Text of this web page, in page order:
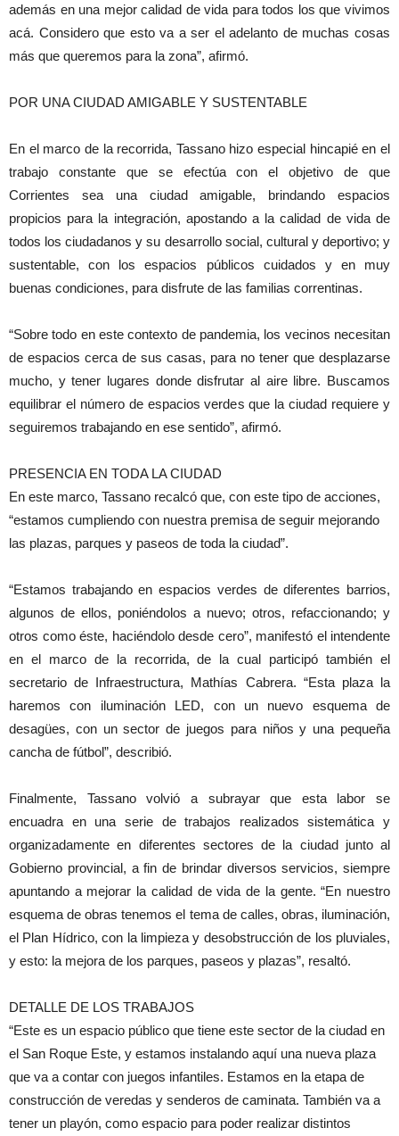
además en una mejor calidad de vida para todos los que vivimos
acá. Considero que esto va a ser el adelanto de muchas cosas
más que queremos para la zona”, afirmó.
POR UNA CIUDAD AMIGABLE Y SUSTENTABLE
En el marco de la recorrida, Tassano hizo especial hincapié en el
trabajo constante que se efectúa con el objetivo de que
Corrientes sea una ciudad amigable, brindando espacios
propicios para la integración, apostando a la calidad de vida de
todos los ciudadanos y su desarrollo social, cultural y deportivo; y
sustentable, con los espacios públicos cuidados y en muy
buenas condiciones, para disfrute de las familias correntinas.
“Sobre todo en este contexto de pandemia, los vecinos necesitan
de espacios cerca de sus casas, para no tener que desplazarse
mucho, y tener lugares donde disfrutar al aire libre. Buscamos
equilibrar el número de espacios verdes que la ciudad requiere y
seguiremos trabajando en ese sentido”, afirmó.
PRESENCIA EN TODA LA CIUDAD
En este marco, Tassano recalcó que, con este tipo de acciones,
“estamos cumpliendo con nuestra premisa de seguir mejorando
las plazas, parques y paseos de toda la ciudad”.
“Estamos trabajando en espacios verdes de diferentes barrios,
algunos de ellos, poniéndolos a nuevo; otros, refaccionando; y
otros como éste, haciéndolo desde cero”, manifestó el intendente
en el marco de la recorrida, de la cual participó también el
secretario de Infraestructura, Mathías Cabrera. “Esta plaza la
haremos con iluminación LED, con un nuevo esquema de
desagües, con un sector de juegos para niños y una pequeña
cancha de fútbol”, describió.
Finalmente, Tassano volvió a subrayar que esta labor se
encuadra en una serie de trabajos realizados sistemática y
organizadamente en diferentes sectores de la ciudad junto al
Gobierno provincial, a fin de brindar diversos servicios, siempre
apuntando a mejorar la calidad de vida de la gente. “En nuestro
esquema de obras tenemos el tema de calles, obras, iluminación,
el Plan Hídrico, con la limpieza y desobstrucción de los pluviales,
y esto: la mejora de los parques, paseos y plazas”, resaltó.
DETALLE DE LOS TRABAJOS
“Este es un espacio público que tiene este sector de la ciudad en
el San Roque Este, y estamos instalando aquí una nueva plaza
que va a contar con juegos infantiles. Estamos en la etapa de
construcción de veredas y senderos de caminata. También va a
tener un playón, como espacio para poder realizar distintos